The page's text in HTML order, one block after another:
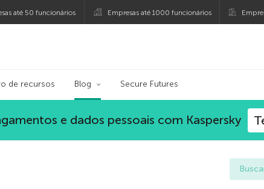
até 50 funcionários Empresas até 1000 funcionários
de recursos Blog Secure Futures
e dados pessoais com Kaspersky